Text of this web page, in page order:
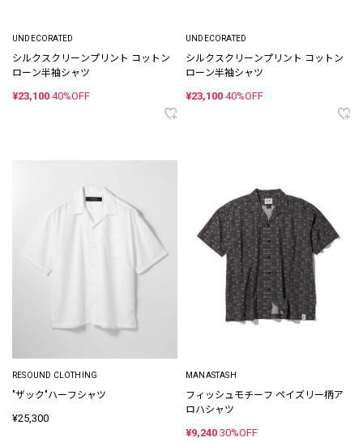
UNDECORATED
シルクスクリーンプリント コットン
ローン半袖シャツ
¥23,100 40%OFF
UNDECORATED
シルクスクリーンプリント コットン
ローン半袖シャツ
¥23,100 40%OFF
RESOUND CLOTHING
"ザック"ハーフシャツ
¥25,300
MANASTASH
フィッシュモチーフ ペイズリー柄ア
ロハシャツ
¥9,240 30%OFF